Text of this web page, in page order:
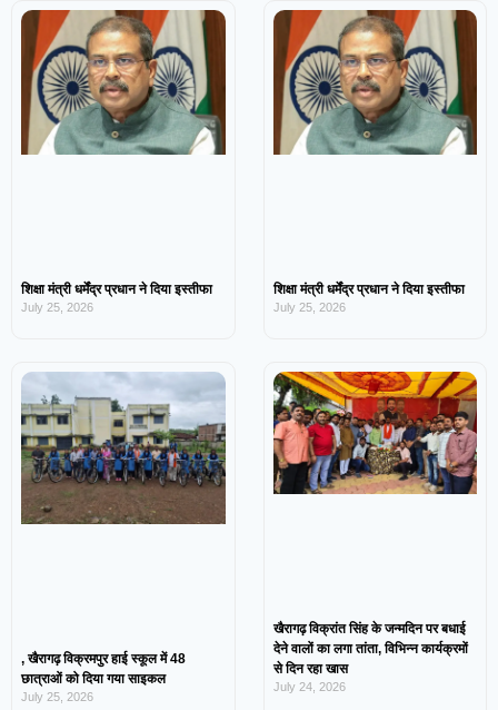
शिक्षा मंत्री धर्मेंद्र प्रधान ने दिया इस्तीफा
July 25, 2026
शिक्षा मंत्री धर्मेंद्र प्रधान ने दिया इस्तीफा
July 25, 2026
, खैरागढ़ विक्रमपुर हाई स्कूल में 48
छात्राओं को दिया गया साइकल
July 25, 2026
खैरागढ़ विक्रांत सिंह के जन्मदिन पर बधाई
देने वालों का लगा तांता, विभिन्न कार्यक्रमों
से दिन रहा खास
July 24, 2026